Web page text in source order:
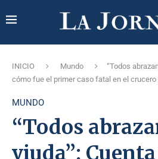
INICIO Mundo
“Todos
cómo fue el primer caso fatal en el crucero
MUNDO
“Todos
viuda”: